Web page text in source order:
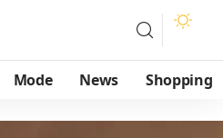
Mode News Shopping